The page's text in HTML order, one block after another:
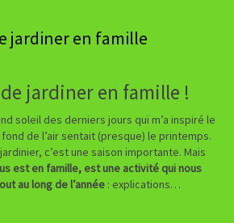
jardiner en famille
jardiner en famille !
soleil des derniers jours qui m’a inspiré le
de l’air sentait (presque) le printemps.
c’est une saison importante. Mais
est en famille, est une activité qui nous
au long de l’année : explications…